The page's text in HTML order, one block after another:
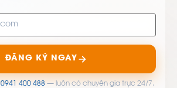
ĐĂNG KÝ NGAY
0941 400 488— luôn có chuyên gia trực 24/7.